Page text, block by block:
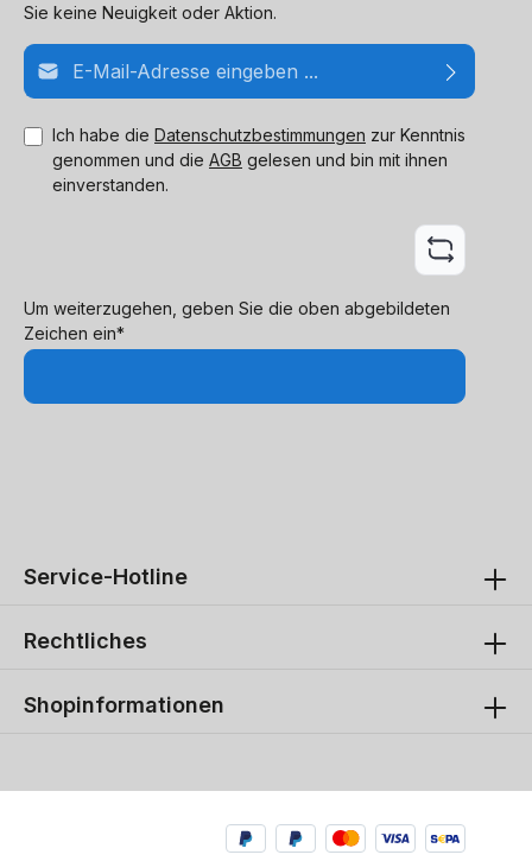
Sie keine Neuigkeit oder Aktion.
E-Mail-Adresse*
Ich habe die Datenschutzbestimmungen zur Kenntnis
genommen und die AGB gelesen und bin mit ihnen
einverstanden.
Um weiterzugehen, geben Sie die oben abgebildeten
Zeichen ein*
Service-Hotline
Rechtliches
Shopinformationen